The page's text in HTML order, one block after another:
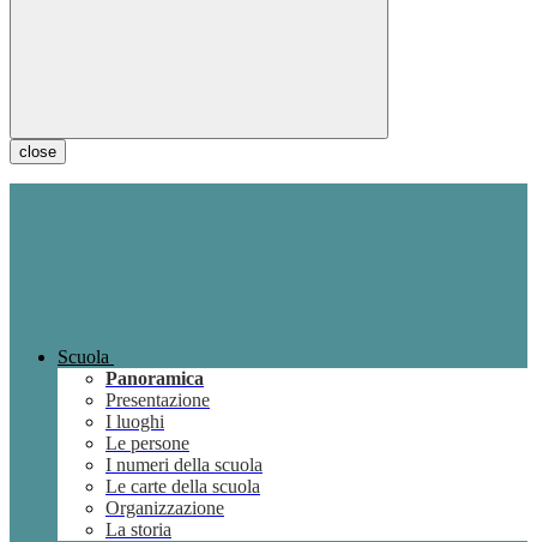
close
Scuola
Panoramica
Presentazione
I luoghi
Le persone
I numeri della scuola
Le carte della scuola
Organizzazione
La storia